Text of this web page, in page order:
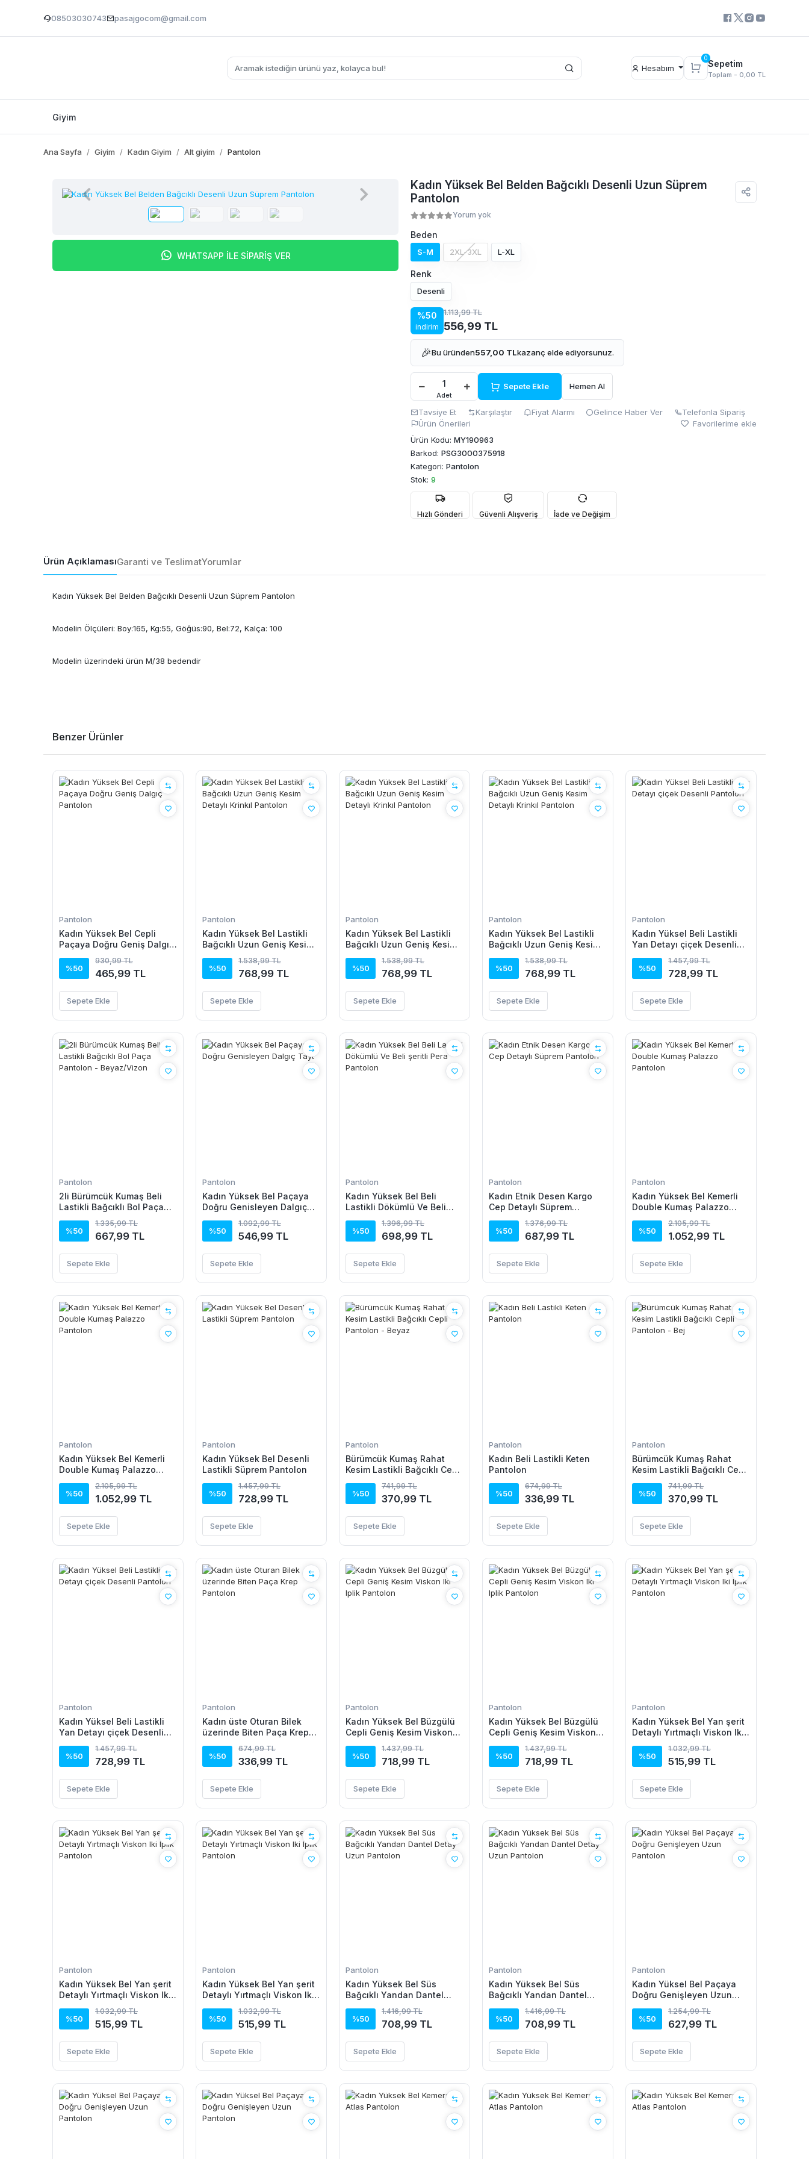
08503030743 pasajgocom@gmail.com
Hesabım
0
Sepetim
Toplam - 0,00 TL
Giyim
Ana Sayfa Giyim Kadın Giyim Alt giyim Pantolon
WHATSAPP İLE SİPARİŞ VER
Kadın Yüksek Bel Belden Bağcıklı Desenli Uzun Süprem
Pantolon
Yorum yok
Beden
S-M 2XL-3XL L-XL
Renk
Desenli
%50
indirim
1.113,99 TL
556,99 TL
🎉Bu üründen557,00 TLkazanç elde ediyorsunuz.
Adet
Sepete Ekle Hemen Al
Tavsiye Et Karşılaştır Fiyat Alarmı Gelince Haber Ver
Telefonla Sipariş
Ürün Önerileri
Favorilerime ekle
Ürün Kodu: MY190963
Barkod: PSG3000375918
Kategori: Pantolon
Stok: 9
Hızlı Gönderi Güvenli Alışveriş İade ve Değişim
Ürün AçıklamasıGaranti ve TeslimatYorumlar
Kadın Yüksek Bel Belden Bağcıklı Desenli Uzun Süprem Pantolon
Modelin Ölçüleri: Boy:165, Kg:55, Göğüs:90, Bel:72, Kalça: 100
Modelin üzerindeki ürün M/38 bedendir
Benzer Ürünler
Pantolon
Kadın Yüksek Bel Cepli
Paçaya Doğru Geniş Dalgıç
%50
930,99 TL
465,99 TL
Sepete Ekle
Pantolon
Kadın Yüksek Bel Lastikli
Bağcıklı Uzun Geniş Kesim
%50
1.538,99 TL
768,99 TL
Sepete Ekle
Pantolon
Kadın Yüksek Bel Lastikli
Bağcıklı Uzun Geniş Kesim
%50
1.538,99 TL
768,99 TL
Sepete Ekle
Pantolon
Kadın Yüksek Bel Lastikli
Bağcıklı Uzun Geniş Kesim
%50
1.538,99 TL
768,99 TL
Sepete Ekle
Pantolon
Kadın Yüksel Beli Lastikli
Yan Detayı çiçek Desenli
%50
1.457,99 TL
728,99 TL
Sepete Ekle
Pantolon
2li Bürümcük Kumaş Beli
Lastikli Bağcıklı Bol Paça
%50
1.335,99 TL
667,99 TL
Sepete Ekle
Pantolon
Kadın Yüksek Bel Paçaya
Doğru Genisleyen Dalgıç
%50
1.092,99 TL
546,99 TL
Sepete Ekle
Pantolon
Kadın Yüksek Bel Beli
Lastikli Dökümlü Ve Beli
%50
1.396,99 TL
698,99 TL
Sepete Ekle
Pantolon
Kadın Etnik Desen Kargo
Cep Detaylı Süprem
%50
1.376,99 TL
687,99 TL
Sepete Ekle
Pantolon
Kadın Yüksek Bel Kemerli
Double Kumaş Palazzo
%50
2.105,99 TL
1.052,99 TL
Sepete Ekle
Pantolon
Kadın Yüksek Bel Kemerli
Double Kumaş Palazzo
%50
2.105,99 TL
1.052,99 TL
Sepete Ekle
Pantolon
Kadın Yüksek Bel Desenli
Lastikli Süprem Pantolon
%50
1.457,99 TL
728,99 TL
Sepete Ekle
Pantolon
Bürümcük Kumaş Rahat
Kesim Lastikli Bağcıklı Cepli
%50
741,99 TL
370,99 TL
Sepete Ekle
Pantolon
Kadın Beli Lastikli Keten
Pantolon
%50
674,99 TL
336,99 TL
Sepete Ekle
Pantolon
Bürümcük Kumaş Rahat
Kesim Lastikli Bağcıklı Cepli
%50
741,99 TL
370,99 TL
Sepete Ekle
Pantolon
Kadın Yüksel Beli Lastikli
Yan Detayı çiçek Desenli
%50
1.457,99 TL
728,99 TL
Sepete Ekle
Pantolon
Kadın üste Oturan Bilek
üzerinde Biten Paça Krep
%50
674,99 TL
336,99 TL
Sepete Ekle
Pantolon
Kadın Yüksek Bel Büzgülü
Cepli Geniş Kesim Viskon
%50
1.437,99 TL
718,99 TL
Sepete Ekle
Pantolon
Kadın Yüksek Bel Büzgülü
Cepli Geniş Kesim Viskon
%50
1.437,99 TL
718,99 TL
Sepete Ekle
Pantolon
Kadın Yüksek Bel Yan şerit
Detaylı Yırtmaçlı Viskon Iki
%50
1.032,99 TL
515,99 TL
Sepete Ekle
Pantolon
Kadın Yüksek Bel Yan şerit
Detaylı Yırtmaçlı Viskon Iki
%50
1.032,99 TL
515,99 TL
Sepete Ekle
Pantolon
Kadın Yüksek Bel Yan şerit
Detaylı Yırtmaçlı Viskon Iki
%50
1.032,99 TL
515,99 TL
Sepete Ekle
Pantolon
Kadın Yüksek Bel Süs
Bağcıklı Yandan Dantel
%50
1.416,99 TL
708,99 TL
Sepete Ekle
Pantolon
Kadın Yüksek Bel Süs
Bağcıklı Yandan Dantel
%50
1.416,99 TL
708,99 TL
Sepete Ekle
Pantolon
Kadın Yüksel Bel Paçaya
Doğru Genişleyen Uzun
%50
1.254,99 TL
627,99 TL
Sepete Ekle